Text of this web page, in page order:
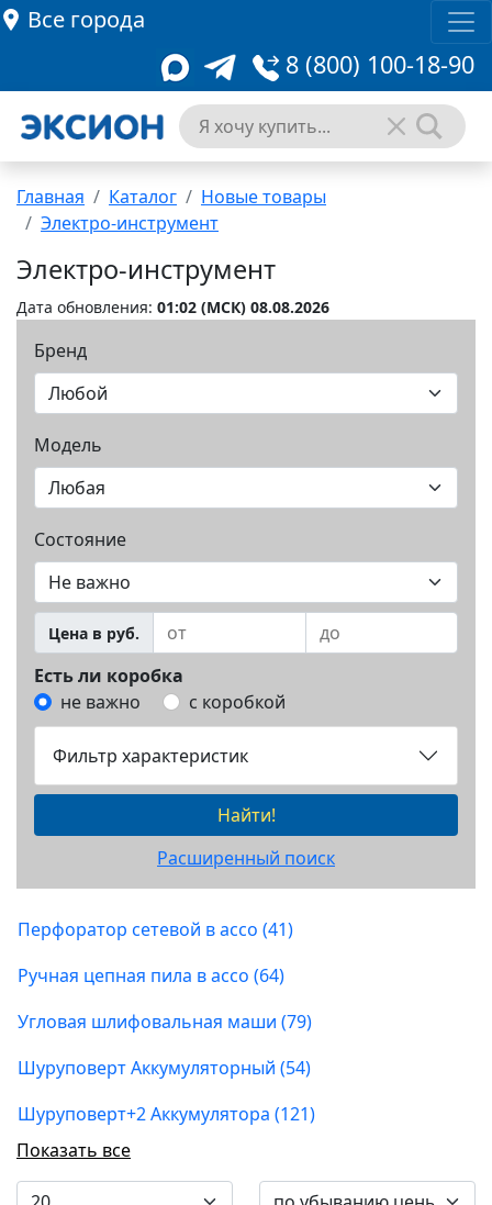
Все города
8 (800) 100-18-90
Главная Каталог
Новые товары
Электро-инструмент
Электро-инструмент
Дата обновления: 01:02 (MCК) 08.08.2026
Бренд
Модель
Состояние
Цена в руб.
Есть ли коробка
не важно
с коробкой
Фильтр характеристик
Найти!
Расширенный поиск
Перфоратор сетевой в ассо (41)
Ручная цепная пила в ассо (64)
Угловая шлифовальная маши (79)
Шуруповерт Аккумуляторный (54)
Шуруповерт+2 Аккумулятора (121)
Показать все